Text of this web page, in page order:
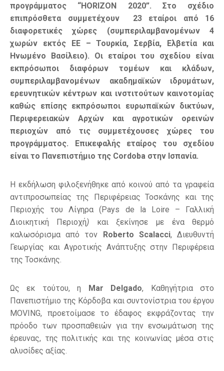
προγράμματος “HORIZON 2020”. Στο σχέδιο
επιπρόσθετα συμμετέχουν 23 εταίροι από 16
διαφορετικές χώρες (συμπεριλαμβανομένων 4
χωρών εκτός ΕΕ – Τουρκία, Σερβία, Ελβετία και
Ηνωμένο Βασίλειο). Οι εταίροι του σχεδίου είναι
εκπρόσωποι διαφόρων τομέων και κλάδων,
συμπεριλαμβανομένων ακαδημαϊκών ιδρυμάτων,
ερευνητικών κέντρων και ινστιτούτων καινοτομίας
καθώς επίσης εκπρόσωποι ευρωπαϊκών δικτύων,
Περιφερειακών Αρχών και αγροτικών ορεινών
περιοχών από τις συμμετέχουσες χώρες του
προγράμματος. Επικεφαλής εταίρος του σχεδίου
είναι το Πανεπιστήμιο της Cordoba στην Ισπανία.
Η εκδήλωση φιλοξενήθηκε από κοινού από τα γραφεία
αντιπροσωπείας της Περιφέρειας Τοσκάνης και της
Περιοχής του Λίγηρα (Pays de la Loire – Γαλλική
Διοικητική Περιοχή) και ξεκίνησε με ένα θερμό
καλωσόρισμα από τον Roberto Scalacci, Διευθυντή
Γεωργίας και Αγροτικής Ανάπτυξης στην Περιφέρεια
της Τοσκάνης.
Ως εκ τούτου, η Mar Delgado, Καθηγήτρια στο
Πανεπιστήμιο της Κόρδοβα και συντονίστρια του έργου
MOVING, προετοίμασε το έδαφος εκφράζοντας την
πρόοδο των προσπαθειών για την ενσωμάτωση της
έρευνας, της πολιτικής και της κοινωνίας μέσα στις
αλυσίδες αξίας.